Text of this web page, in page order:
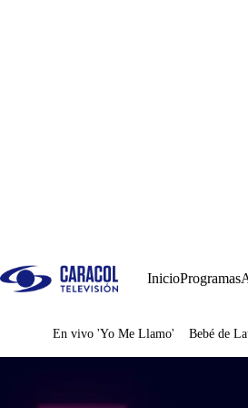
InicioProgramas
Juegos
En vivo 'Yo Me Llamo' Bebé de